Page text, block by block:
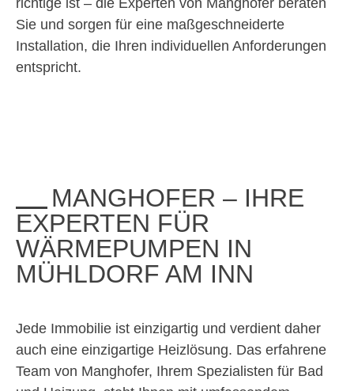
richtige ist – die Experten von Manghofer beraten
Sie und sorgen für eine maßgeschneiderte
Installation, die Ihren individuellen Anforderungen
entspricht.
MANGHOFER – IHRE
EXPERTEN FÜR
WÄRMEPUMPEN IN
MÜHLDORF AM INN
Jede Immobilie ist einzigartig und verdient daher
auch eine einzigartige Heizlösung. Das erfahrene
Team von Manghofer, Ihrem Spezialisten für Bad